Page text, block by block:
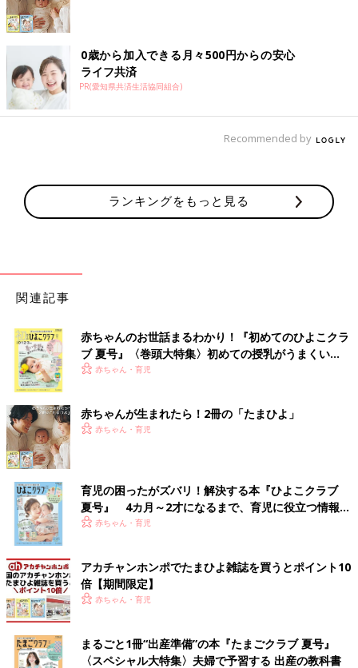
0歳から加入できる月々500円からの安心
ライフ共済
PR(愛知県共済生活協同組合)
Recommended by
ランキングをもっと見る
関連記事
赤ちゃんのお世話まるわかり！『初めてのひよこクラ
ブ 夏号』〈巻頭大特集〉初めての授乳がうまくい
く！ おっぱい・ミルクの基本と夏のトラブル 解決テ
赤ちゃん・育児
赤ちゃんが生まれたら！2冊の「たまひよ」
赤ちゃん・育児
育児の困ったがズバリ！解決する本『ひよこクラブ
夏号』 4カ月～2才になるまで、育児に役立つ情報が
いっぱい！
赤ちゃん・育児
アカチャンホンポでたまひよ雑誌を買うとポイント10
倍【期間限定】
赤ちゃん・育児
まるごと1冊“出産準備”の本『たまごクラブ 夏号』
〈スペシャル大特集〉夫婦で予習する 出産の教科書